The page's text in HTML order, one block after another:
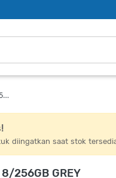
diingatkan saat stok
256GB GREY